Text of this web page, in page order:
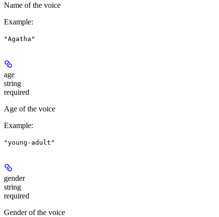
Name of the voice
Example:
"Agatha"
age
string
required
Age of the voice
Example:
"young-adult"
gender
string
required
Gender of the voice